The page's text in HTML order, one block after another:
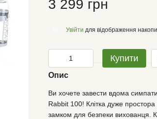
3 299 грн
Увійти для відображення
Купити
Опис
Ви хочете завести вдома
Rabbit 100! Клітка дуже
замком для безпеки вихованця.